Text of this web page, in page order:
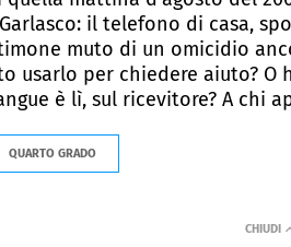
il telefono di casa,
muto di un omicidio
usarlo per chiedere aiuto?
è lì, sul ricevitore? A chi
QUARTO GRADO